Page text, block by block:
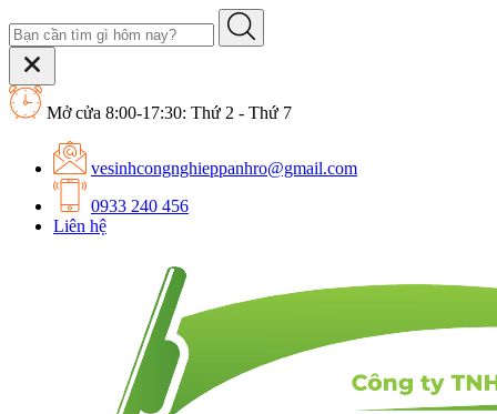
Mở cửa 8:00-17:30: Thứ 2 - Thứ 7
vesinhcongnghieppanhro@gmail.com
0933 240 456
Liên hệ